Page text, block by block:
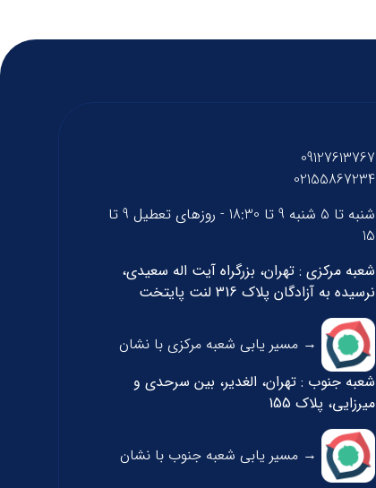
09127613767
02155867234
شنبه تا 5 شنبه 9 تا 18:30 - روزهای تعطیل 9 تا
15
شعبه مرکزی : تهران، بزرگراه آیت اله سعیدی،
نرسیده به آزادگان پلاک 316 لنت پایتخت
→ مسیر یابی شعبه مرکزی با نشان
شعبه جنوب : تهران، الغدیر، بین سرحدی و
میرزایی، پلاک 155
→ مسیر یابی شعبه جنوب با نشان